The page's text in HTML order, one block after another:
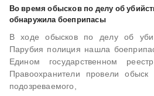
Во время обысков по делу об
обнаружила боеприпасы
В ходе обысков по делу об
Парубия полиция нашла
Едином государственном
Правоохранители провели
подозреваемого,